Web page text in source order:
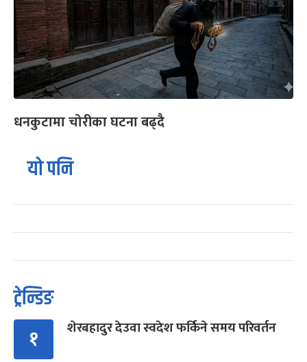
धनकुटामा चोरीका घटना बढ्दै
यो पनि
ट्रेन्डिङ
१ शेरबहादुर देउवा स्वदेश फर्किने समय परिवर्तन